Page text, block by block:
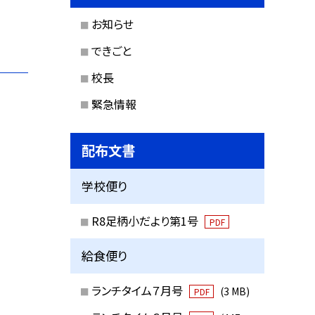
お知らせ
できごと
校長
緊急情報
配布文書
学校便り
R8足柄小だより第1号 PDF
給食便り
ランチタイム７月号 PDF (3 MB)